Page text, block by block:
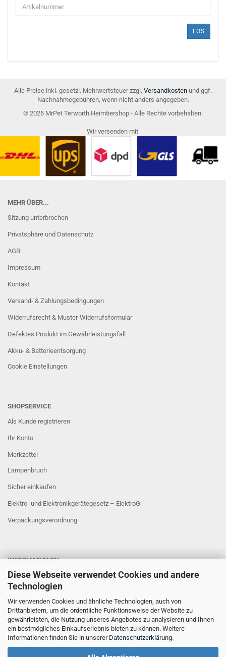
Diese Webseite verwendet Cookies und andere
Technologien
Wir verwenden Cookies und ähnliche Technologien, auch von
Drittanbietern, um die ordentliche Funktionsweise der Website zu
gewährleisten, die Nutzung unseres Angebotes zu analysieren und Ihnen
ein bestmögliches Einkaufserlebnis bieten zu können. Weitere
Informationen finden Sie in unserer Datenschutzerklärung.
SIE
DIE
EIN.
LOS
Alle Preise inkl. gesetzl. Mehrwertsteuer zzgl. Versandkosten und ggf.
Nachnahmegebühren, wenn nicht anders angegeben.
© 2026 MrPet Terworth Heimtiershop - Alle Rechte vorbehalten.
Wir versenden mit
MEHR ÜBER...
Sitzung unterbrochen
Privatsphäre und Datenschutz
AGB
Impressum
Kontakt
Versand- & Zahlungsbedingungen
Widerrufsrecht & Muster-Widerrufsformular
Defektes Produkt im Gewährleistungsfall
Akku- & Batterieentsorgung
Cookie Einstellungen
SHOPSERVICE
Als Kunde registrieren
Ihr Konto
Merkzettel
Lampenbruch
Sicher einkaufen
Elektro- und Elektronikgerätegesetz – ElektroG
Verpackungsverordnung
INFORMATIONEN
Sicher Einkaufen